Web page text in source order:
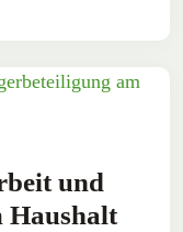
und
Haushalt